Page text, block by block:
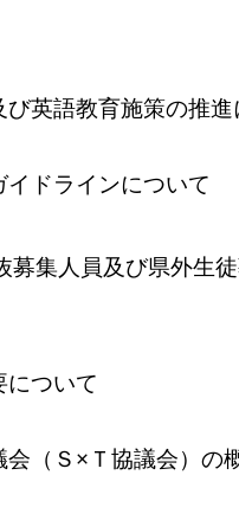
英語教育施策の推進
ドラインについて
集人員及び県外生
について
（Ｓ×Ｔ協議会）の